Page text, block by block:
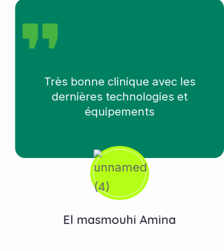
Très bonne clinique avec les
dernières technologies et
équipements
El masmouhi Amina